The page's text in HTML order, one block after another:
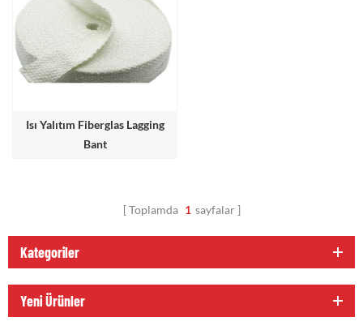
Isı Yalıtım Fiberglas Lagging
Bant
Toplamda 1 sayfalar
Kategoriler
Yeni Ürünler